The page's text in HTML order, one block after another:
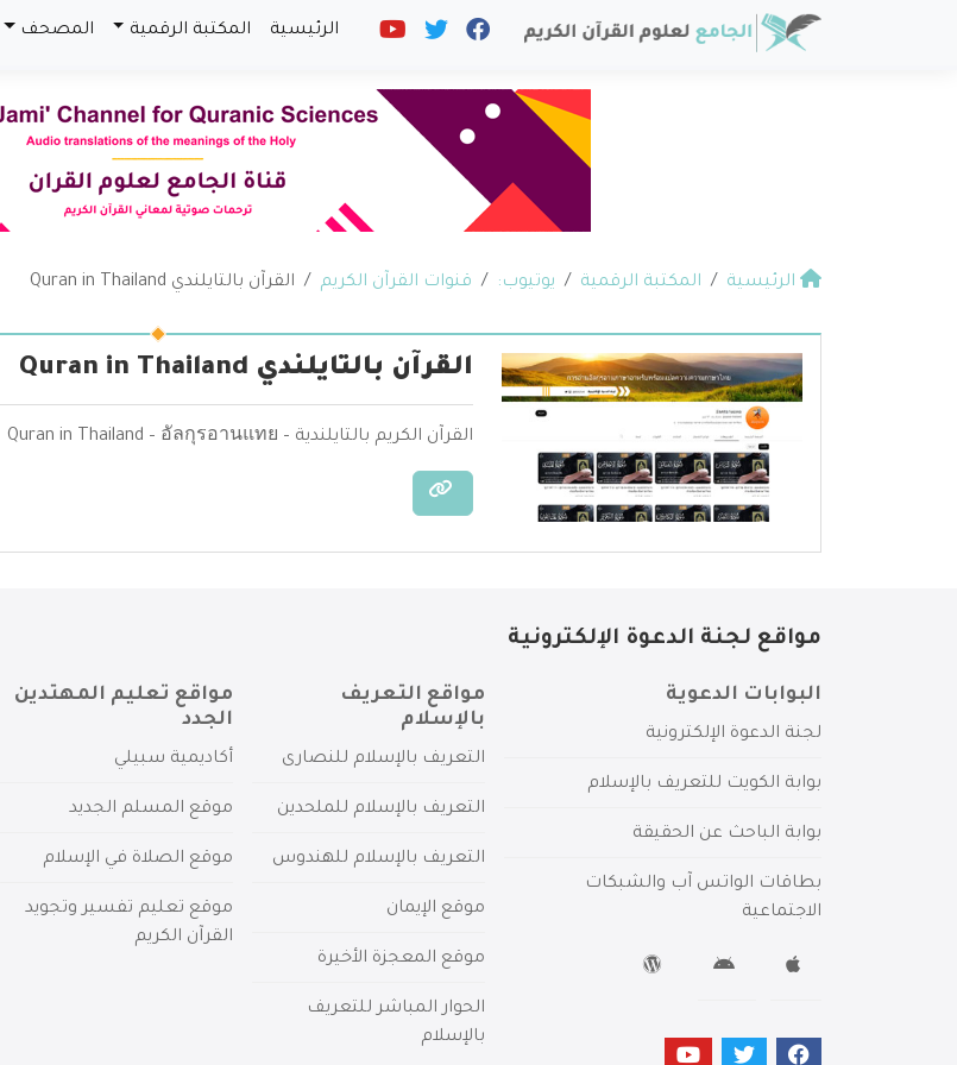
الرئيسية المكتبة الرقمية المصحف
الرئيسية المكتبة الرقمية يوتيوب: قنوات القرآن الكريم القرآن بالتايلندي Quran in Thailand
القرآن بالتايلندي Quran in Thailand
القرآن الكريم بالتايلندية – Quran in Thailand – อัลกุรอานแทย
مواقع لجنة الدعوة الإلكترونية
البوابات الدعوية
لجنة الدعوة الإلكترونية
بوابة الكويت للتعريف بالإسلام
بوابة الباحث عن الحقيقة
بطاقات الواتس آب والشبكات
الاجتماعية
مواقع التعريف
بالإسلام
التعريف بالإسلام للنصارى
التعريف بالإسلام للملحدين
التعريف بالإسلام للهندوس
موقع الإيمان
موقع المعجزة الأخيرة
الحوار المباشر للتعريف
بالإسلام
مواقع تعليم المهتدين
الجدد
أكاديمية سبيلي
موقع المسلم الجديد
موقع الصلاة في الإسلام
موقع تعليم تفسير وتجويد
القرآن الكريم